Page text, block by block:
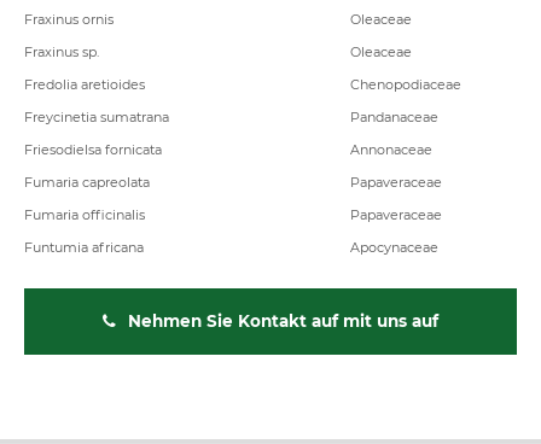
Fraxinus ornis
Oleaceae
Fraxinus sp.
Oleaceae
Fredolia aretioides
Chenopodiaceae
Freycinetia sumatrana
Pandanaceae
Friesodielsa fornicata
Annonaceae
Fumaria capreolata
Papaveraceae
Fumaria officinalis
Papaveraceae
Funtumia africana
Apocynaceae
Nehmen Sie Kontakt auf mit uns auf